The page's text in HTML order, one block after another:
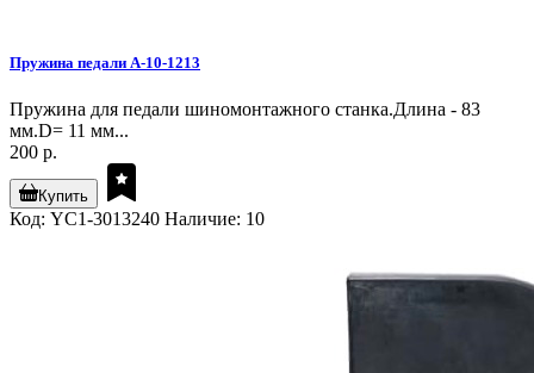
Пружина педали A-10-1213
Пружина для педали шиномонтажного станка.Длина - 83
мм.D= 11 мм...
200 р.
Купить
Код: YC1-3013240 Наличие: 10